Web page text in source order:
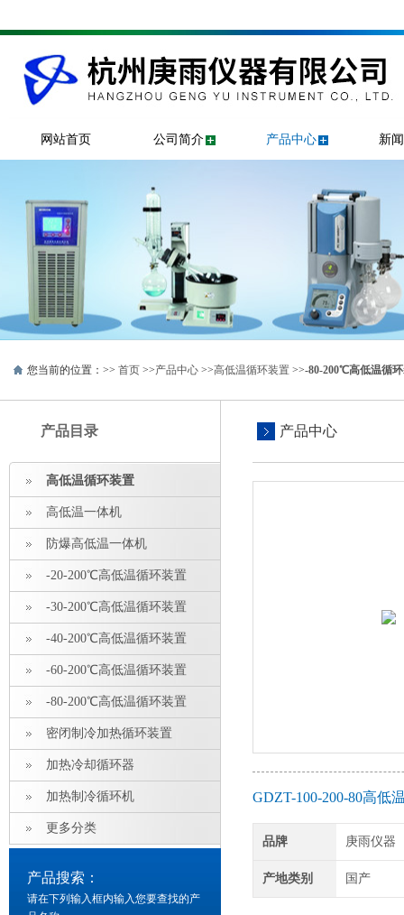
网站首页 公司简介 产品中心 新
您当前的位置：>> 首页 >>产品中心 >>高低温循环装置 >>-80-200℃高低温循
产品目录
高低温循环装置
高低温一体机
防爆高低温一体机
-20-200℃高低温循环装置
-30-200℃高低温循环装置
-40-200℃高低温循环装置
-60-200℃高低温循环装置
-80-200℃高低温循环装置
密闭制冷加热循环装置
加热冷却循环器
加热制冷循环机
更多分类
产品搜索：
请在下列输入框内输入您要查找的产
产品中心
GDZT-100-200-80高低
品牌 庚雨仪器
产地类别 国产